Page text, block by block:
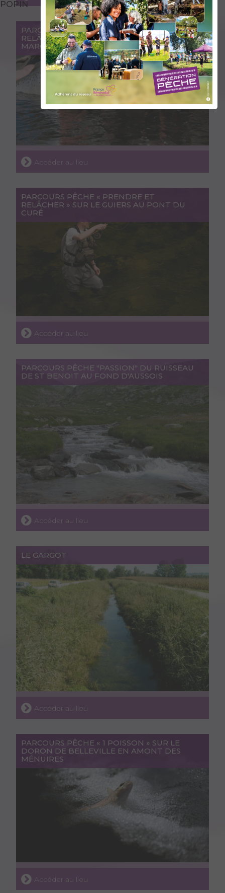
POPIN
PARCOURS PÊCHE « PRENDRE ET
RELÂCHER » SUR L’ISÈRE À POMBLIÈRE-ST-
MARCEL ET MOUTIERS
Accéder au lieu
PARCOURS PÊCHE « PRENDRE ET
RELÂCHER » SUR LE GUIERS AU PONT DU
CURÉ
Accéder au lieu
PARCOURS PÊCHE "PASSION" DU RUISSEAU
DE ST BENOIT AU FOND D'AUSSOIS
Accéder au lieu
LE GARGOT
Accéder au lieu
PARCOURS PÊCHE « 1 POISSON » SUR LE
DORON DE BELLEVILLE EN AMONT DES
MÉNUIRES
Accéder au lieu